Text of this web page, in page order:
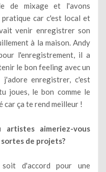
de mixage et l'avons
pratique car c'est local et
venir enregistrer son
à la maison. Andy
l'enregistrement, il a
le bon feeling avec un
enregistrer, c'est
joues, le bon comme le
car ça te rend meilleur !
aimeriez-vous
de projets?
d'accord pour une